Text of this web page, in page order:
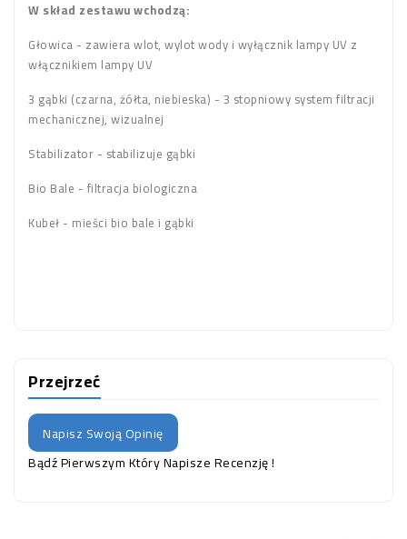
W skład zestawu wchodzą:
Głowica - zawiera wlot, wylot wody i wyłącznik lampy UV z
włącznikiem lampy UV
3 gąbki (czarna, żółta, niebieska) - 3 stopniowy system filtracji
mechanicznej, wizualnej
Stabilizator - stabilizuje gąbki
Bio Bale - filtracja biologiczna
Kubeł - mieści bio bale i gąbki
Przejrzeć
Napisz Swoją Opinię
Bądź Pierwszym Który Napisze Recenzję !